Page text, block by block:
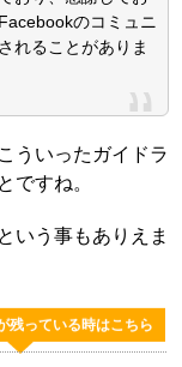
のコミュニ
れることがありま
ういったガイドラ
ですね。
いう事もありえま
残っている時はこちら